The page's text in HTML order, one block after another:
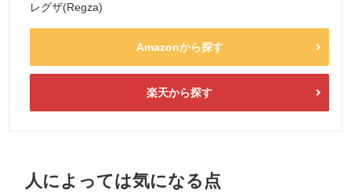
レグザ(Regza)
Amazonから探す
楽天から探す
人によっては気になる点